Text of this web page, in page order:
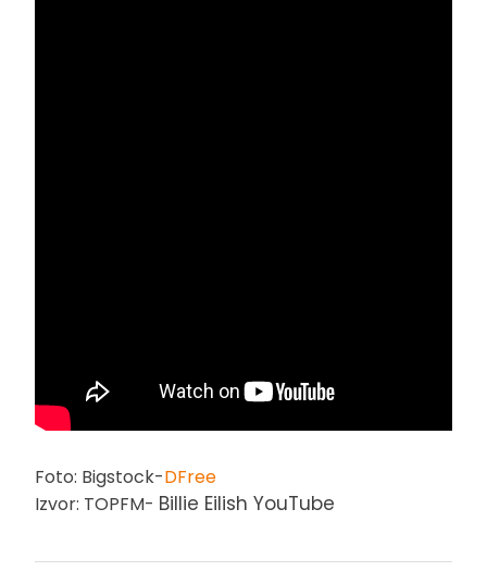
Foto: Bigstock-DFree
Izvor: TOPFM- Billie Eilish YouTube